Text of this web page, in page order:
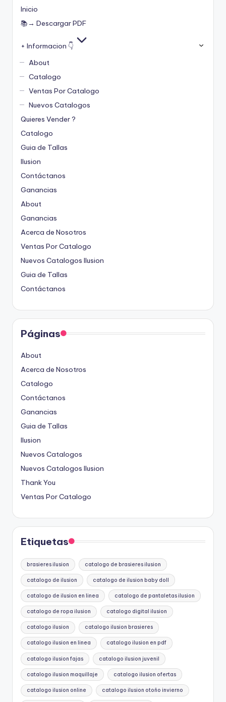
Inicio
📚→ Descargar PDF
+ Informacion 👇
About
Catalogo
Ventas Por Catalogo
Nuevos Catalogos
Quieres Vender ?
Catalogo
Guia de Tallas
Ilusion
Contáctanos
Ganancias
About
Ganancias
Acerca de Nosotros
Ventas Por Catalogo
Nuevos Catalogos Ilusion
Guia de Tallas
Contáctanos
Páginas
About
Acerca de Nosotros
Catalogo
Contáctanos
Ganancias
Guia de Tallas
Ilusion
Nuevos Catalogos
Nuevos Catalogos Ilusion
Thank You
Ventas Por Catalogo
Etiquetas
brasieres ilusion catalogo de brasieres ilusion
catalogo de ilusion catalogo de ilusion baby doll
catalogo de ilusion en linea catalogo de pantaletas ilusion
catalogo de ropa ilusion catalogo digital ilusion
catalogo ilusion catalogo ilusion brasieres
catalogo ilusion en linea catalogo ilusion en pdf
catalogo ilusion fajas catalogo ilusion juvenil
catalogo ilusion maquillaje catalogo ilusion ofertas
catalogo ilusion online catalogo ilusion otoño invierno